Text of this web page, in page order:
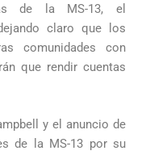
de la MS-13, el
claro que los
comunidades con
que rendir cuentas
y el anuncio de
de la MS-13 por su